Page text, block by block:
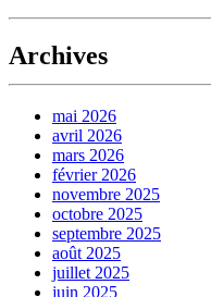
Archives
mai 2026
avril 2026
mars 2026
février 2026
novembre 2025
octobre 2025
septembre 2025
août 2025
juillet 2025
juin 2025